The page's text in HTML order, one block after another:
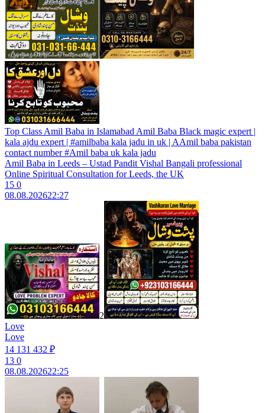
Top Class Amil Baba in Islamabad Amil Baba Black magic expert |
kala ajdu expert | #amilbaba kala jadu in uk | AAmil baba pakistan
contact number #Amil baba uk kala jadu
Amil Baba in Leeds – Ustad Pandit Vishal Bangali professional
Online Spiritual Consultation for Leeds, the UK
15 0
08.08.202622:27
2
Love
Love
14 131 432 ₽
13 0
08.08.202622:25